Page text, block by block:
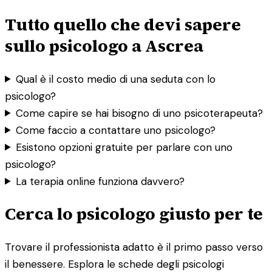
Tutto quello che devi sapere
sullo psicologo a Ascrea
Qual è il costo medio di una seduta con lo
psicologo?
Come capire se hai bisogno di uno psicoterapeuta?
Come faccio a contattare uno psicologo?
Esistono opzioni gratuite per parlare con uno
psicologo?
La terapia online funziona davvero?
Cerca lo psicologo giusto per te
Trovare il professionista adatto è il primo passo verso
il benessere. Esplora le schede degli psicologi